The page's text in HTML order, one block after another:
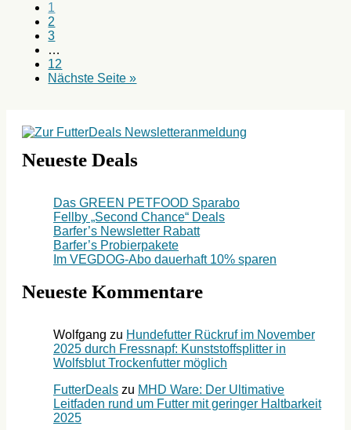
1
2
3
…
12
Nächste Seite »
Neueste Deals
Das GREEN PETFOOD Sparabo
Fellby „Second Chance“ Deals
Barfer’s Newsletter Rabatt
Barfer’s Probierpakete
Im VEGDOG-Abo dauerhaft 10% sparen
Neueste Kommentare
Wolfgang zu Hundefutter Rückruf im November
2025 durch Fressnapf: Kunststoffsplitter in
Wolfsblut Trockenfutter möglich
FutterDeals zu MHD Ware: Der Ultimative
Leitfaden rund um Futter mit geringer Haltbarkeit
2025